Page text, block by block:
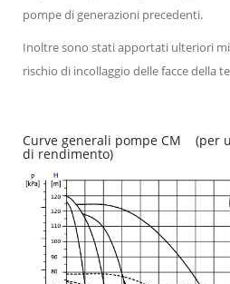
pompe di generazioni precedenti.
Inoltre sono stati apportati ulteriori
rischio di incollaggio delle facce della
Curve generali pompe CM (per
di rendimento)